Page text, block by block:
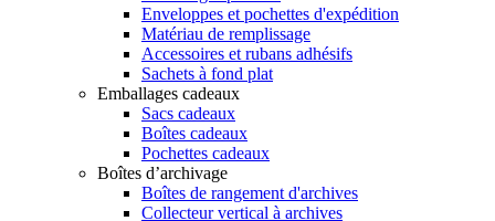
Enveloppes et pochettes d'expédition
Matériau de remplissage
Accessoires et rubans adhésifs
Sachets à fond plat
Emballages cadeaux
Sacs cadeaux
Boîtes cadeaux
Pochettes cadeaux
Boîtes d’archivage
Boîtes de rangement d'archives
Collecteur vertical à archives